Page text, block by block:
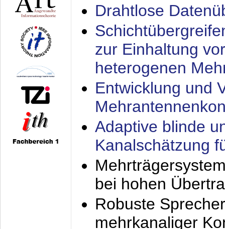
Drahtlose
zur Einhaltung
heterogenen
Entwicklung und
Adaptive blinde
Kanalschätzung
bei hohen
Robuste
mehrkanaliger